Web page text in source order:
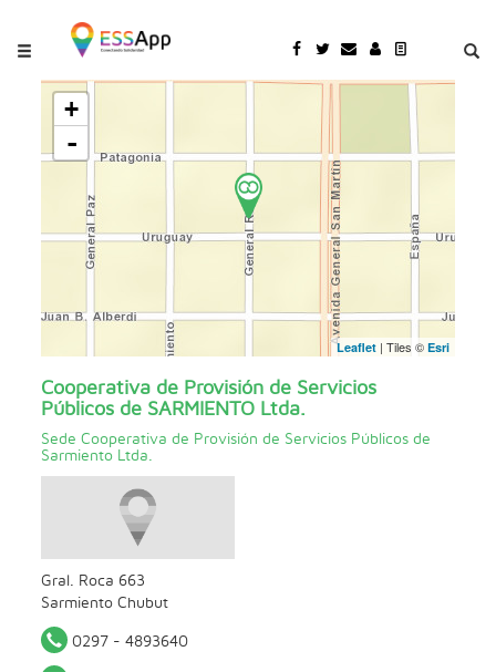
+
-
Leaflet| Tiles © Esri
Cooperativa de Provisión de Servicios
Públicos de SARMIENTO Ltda.
Sede Cooperativa de Provisión de Servicios Públicos de
Sarmiento Ltda.
Gral. Roca 663
Sarmiento Chubut
0297 - 4893640